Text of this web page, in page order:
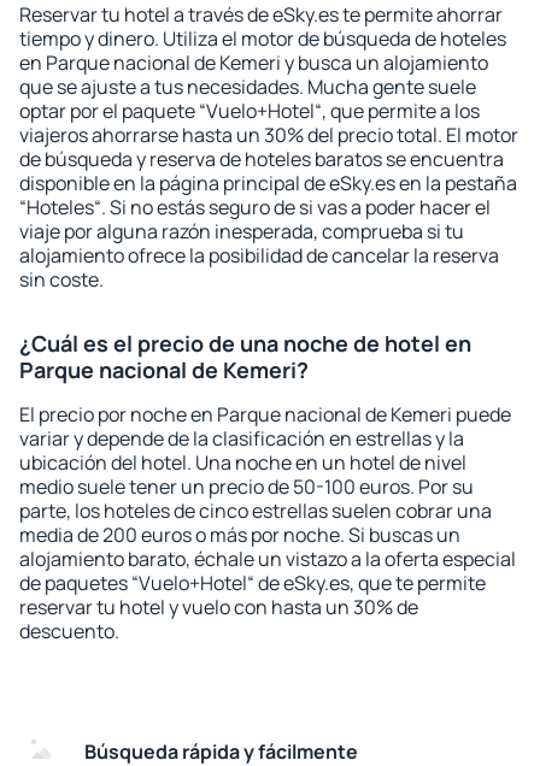
Reservar tu hotel a través de eSky.es te permite ahorrar
tiempo y dinero. Utiliza el motor de búsqueda de hoteles
en Parque nacional de Kemeri y busca un alojamiento
que se ajuste a tus necesidades. Mucha gente suele
optar por el paquete “Vuelo+Hotel“, que permite a los
viajeros ahorrarse hasta un 30% del precio total. El motor
de búsqueda y reserva de hoteles baratos se encuentra
disponible en la página principal de eSky.es en la pestaña
“Hoteles“. Si no estás seguro de si vas a poder hacer el
viaje por alguna razón inesperada, comprueba si tu
alojamiento ofrece la posibilidad de cancelar la reserva
sin coste.
¿Cuál es el precio de una noche de hotel en
Parque nacional de Kemeri?
El precio por noche en Parque nacional de Kemeri puede
variar y depende de la clasificación en estrellas y la
ubicación del hotel. Una noche en un hotel de nivel
medio suele tener un precio de 50-100 euros. Por su
parte, los hoteles de cinco estrellas suelen cobrar una
media de 200 euros o más por noche. Si buscas un
alojamiento barato, échale un vistazo a la oferta especial
de paquetes “Vuelo+Hotel“ de eSky.es, que te permite
reservar tu hotel y vuelo con hasta un 30% de
descuento.
Búsqueda rápida y fácilmente